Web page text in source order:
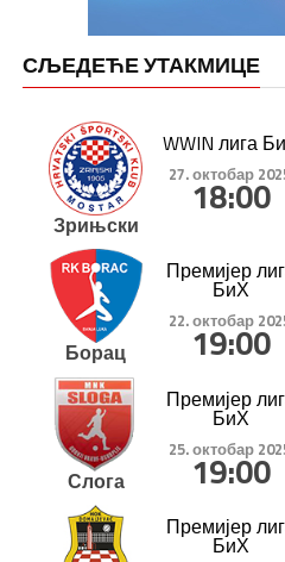
СЉЕДЕЋЕ УТАКМИЦЕ
Зрињски
WWIN лига
27. октобар
18:00
Борац
Премијер
БиХ
22. октобар
19:00
Слога
Премијер
БиХ
25. октобар
19:00
Премијер
БиХ